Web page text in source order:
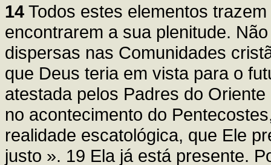
14 Todos estes elementos
encontrarem a sua plenitude.
dispersas nas Comunidades
que Deus teria em vista para o
atestada pelos Padres do
no acontecimento do
realidade escatológica, que Ele
justo ». 19 Ela já está presente.